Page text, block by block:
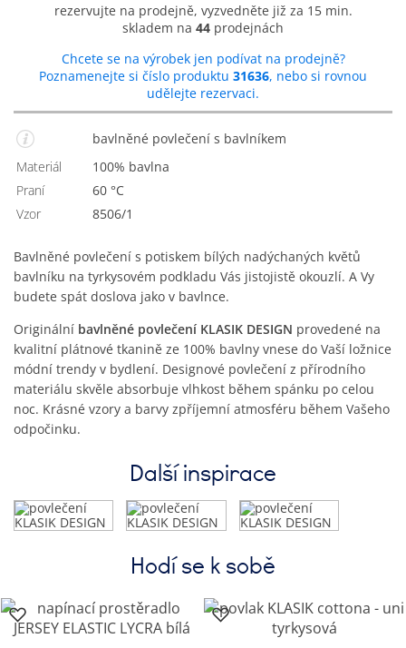
rezervujte na prodejně, vyzvedněte již za 15 min.
skladem na 44 prodejnách
Chcete se na výrobek jen podívat na prodejně?
Poznamenejte si číslo produktu 31636, nebo si rovnou
udělejte rezervaci.
bavlněné povlečení s bavlníkem
Materiál
100% bavlna
Praní
60 °C
Vzor
8506/1
Bavlněné povlečení s potiskem bílých nadýchaných květů
bavlníku na tyrkysovém podkladu Vás jistojistě okouzlí. A Vy
budete spát doslova jako v bavlnce.
Originální bavlněné povlečení KLASIK DESIGN provedené na
kvalitní plátnové tkanině ze 100% bavlny vnese do Vaší ložnice
módní trendy v bydlení. Designové povlečení z přírodního
materiálu skvěle absorbuje vlhkost během spánku po celou
noc. Krásné vzory a barvy zpříjemní atmosféru během Vašeho
odpočinku.
Další inspirace
Hodí se k sobě